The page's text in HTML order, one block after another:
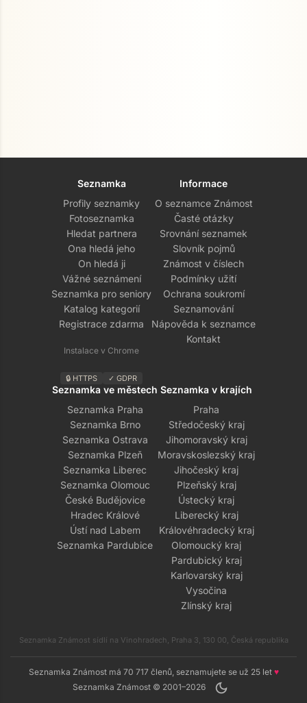
Seznamka
Profily seznamky
Fotoseznamka
Hledat partnera
Ona hledá jeho
On hledá ji
Vážné seznámení
Seznamka pro seniory
Katalog kategorií
Registrace zdarma
Instalace v Chrome
🔒 HTTPS ✓ GDPR
Informace
O seznamce Známost
Časté otázky
Srovnání seznamek
Slovník pojmů
Známost v číslech
Podmínky užití
Ochrana soukromí
Seznamování
Nápověda k seznamce
Kontakt
Seznamka ve městech
Seznamka Praha
Seznamka Brno
Seznamka Ostrava
Seznamka Plzeň
Seznamka Liberec
Seznamka Olomouc
České Budějovice
Hradec Králové
Ústí nad Labem
Seznamka Pardubice
Seznamka v krajích
Praha
Středočeský kraj
Jihomoravský kraj
Moravskoslezský kraj
Jihočeský kraj
Plzeňský kraj
Ústecký kraj
Liberecký kraj
Královéhradecký kraj
Olomoucký kraj
Pardubický kraj
Karlovarský kraj
Vysočina
Zlínský kraj
Seznamka Známost sídlí na Vinohradech, Praha 3, 130 00, Česká republika
Seznamka Známost má 70 717 členů, seznamujete se už 25 let ♥
Seznamka Známost © 2001–2026
dark_mode